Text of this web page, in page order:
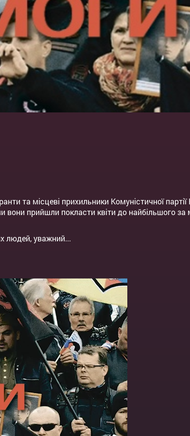
та місцеві прихильники Комуністичної
вони прийшли покласти квіти до найбільшого
людей, уважний...